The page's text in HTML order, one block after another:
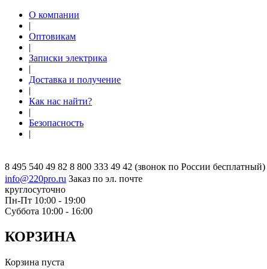
О компании
|
Оптовикам
|
Записки электрика
|
Доставка и получение
|
Как нас найти?
|
Безопасность
|
8 495 540 49 82 8 800 333 49 42 (звонок по России бесплатный)
info@220pro.ru Заказ по эл. почте
круглосуточно
Пн-Пт 10:00 - 19:00
Суббота 10:00 - 16:00
КОРЗИНА
Корзина пуста